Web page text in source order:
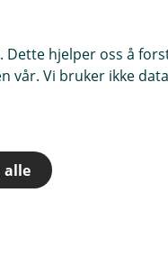
hjelper oss å
vår. Vi bruker ikke
alle